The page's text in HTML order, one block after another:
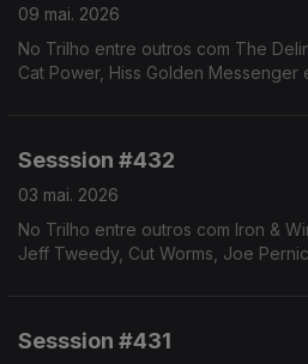
09 mai. 2026
No Trilho entre outros com The
Cat Power, Hiss Golden Messenger
Sesssion #432
03 mai. 2026
No Trilho entre outros com Iron &
Jeff Tweedy, Cut Worms, Joe
Sesssion #431